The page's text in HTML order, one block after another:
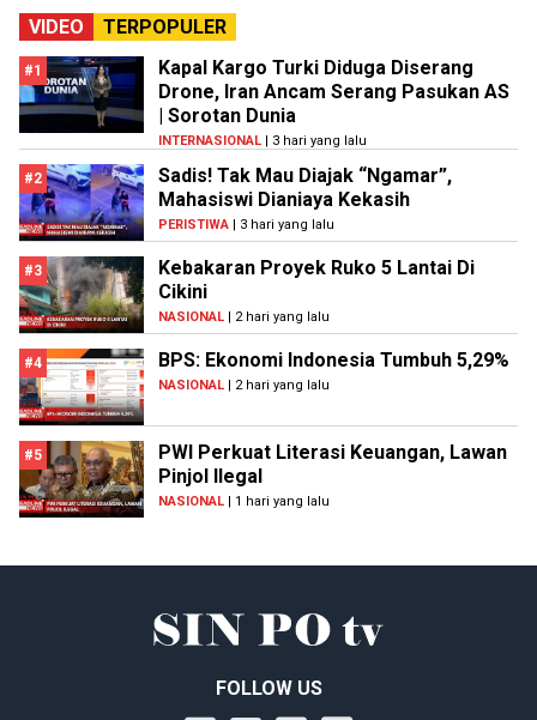
VIDEO TERPOPULER
#1
Kapal Kargo Turki Diduga Diserang
Drone, Iran Ancam Serang Pasukan AS
| Sorotan Dunia
INTERNASIONAL | 3 hari yang lalu
#2
Sadis! Tak Mau Diajak “Ngamar”,
Mahasiswi Dianiaya Kekasih
PERISTIWA | 3 hari yang lalu
#3
Kebakaran Proyek Ruko 5 Lantai Di
Cikini
NASIONAL | 2 hari yang lalu
#4 BPS: Ekonomi Indonesia Tumbuh 5,29%
NASIONAL | 2 hari yang lalu
#5
PWI Perkuat Literasi Keuangan, Lawan
Pinjol Ilegal
NASIONAL | 1 hari yang lalu
FOLLOW US